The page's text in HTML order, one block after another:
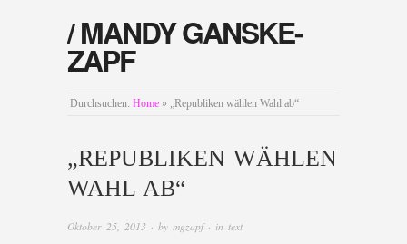
/ MANDY GANSKE-
ZAPF
Durchsuchen: Home » „Republiken wählen Wahl ab“
„REPUBLIKEN WÄHLEN
WAHL AB“
Oktober 25, 2013 · by mgzapf· in text